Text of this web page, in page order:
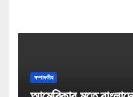
সম্পাদকীয়